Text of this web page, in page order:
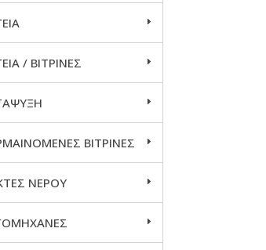
/ ΒΙΤΡΙΝΕΣ
ΒΙΤΡΙΝΕΣ
ΝΕΡΟΥ